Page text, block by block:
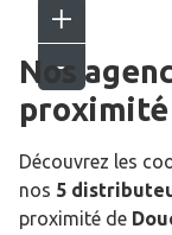
Nos
proximité
Découvrez les
nos 5
proximité de